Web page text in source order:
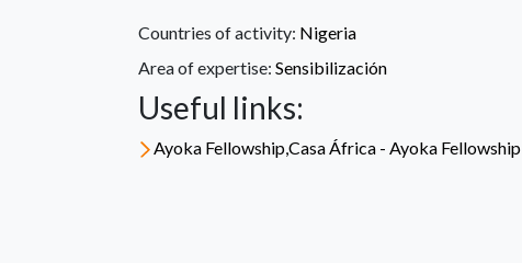
Countries of activity: Nigeria
Area of expertise: Sensibilización
Useful links:
Ayoka Fellowship,Casa África - Ayoka Fellowship